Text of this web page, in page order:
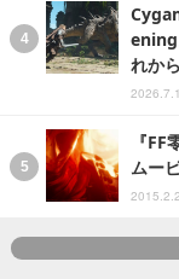
ening
れか
『
ムー